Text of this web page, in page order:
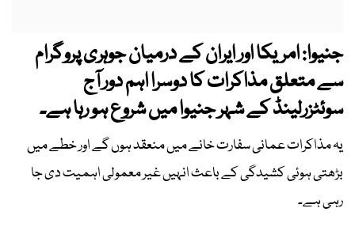
جنیوا: امریکا اور ایران کے درمیان جوہری پروگرام
سے متعلق مذاکرات کا دوسرا اہم دور آج
سوئٹزرلینڈ کے شہر جنیوا میں شروع ہو رہا ہے۔
یہ مذاکرات عمانی سفارت خانے میں منعقد ہوں گے اور خطے میں
بڑھتی ہوئی کشیدگی کے باعث انہیں غیر معمولی اہمیت دی جا
رہی ہے۔